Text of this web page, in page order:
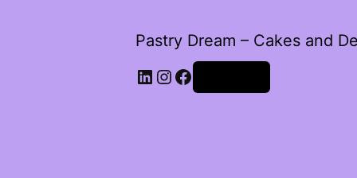
Pastry Dream – Cakes and
LinkedIn
Instagram
Facebook